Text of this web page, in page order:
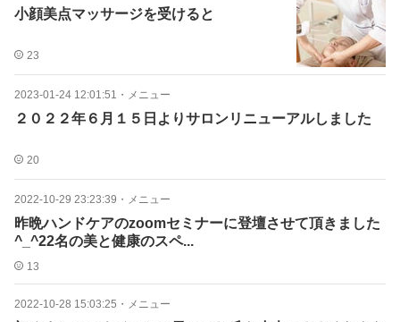
小顔美点マッサージを受けると
23
2023-01-24 12:01:51 ・ メニュー
２０２２年６月１５日よりサロンリニューアルしました
20
2022-10-29 23:23:39 ・ メニュー
昨晩ハンドケアのzoomセミナーに登壇させて頂きました
^_^22名の美と健康のスペ...
13
2022-10-28 15:03:25 ・ メニュー